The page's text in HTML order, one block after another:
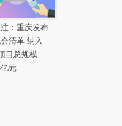
：重庆发布
清单 纳入
目总规模
元